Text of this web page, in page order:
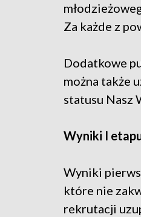
Za każde z
Dodatkowe
można także
statusu Nasz
Wyniki I
Wyniki
które nie
rekrutacji